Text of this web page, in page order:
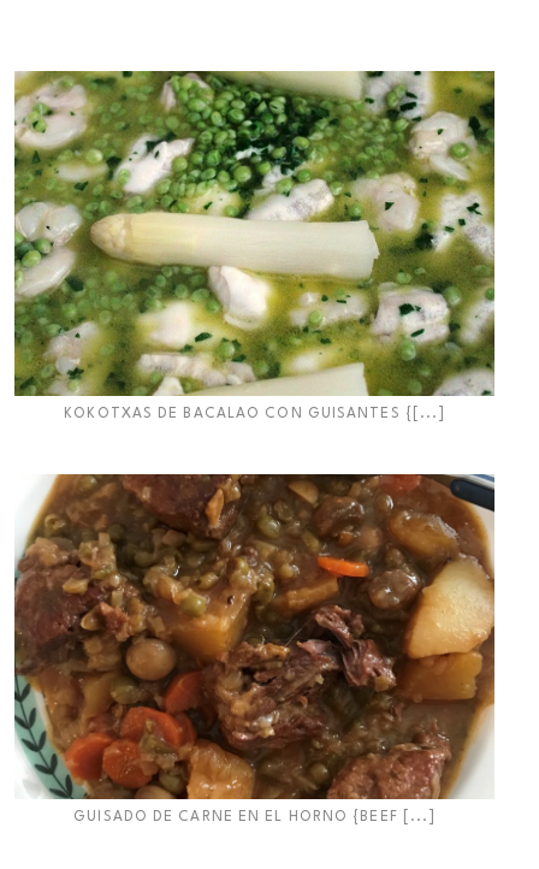
KOKOTXAS DE BACALAO CON GUISANTES {[...]
GUISADO DE CARNE EN EL HORNO {BEEF [...]